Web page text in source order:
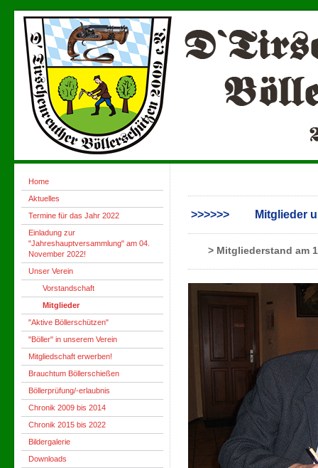
Home
Aktuelles
Termine für das Jahr 2022
Einladung zur
"Jahreshauptversammlung" am 04.
November 2022!
Unser Verein
Vorstandschaft
Mitglieder
"Aktive Böllerschützen"
"Böller" in unserem Verein
Mitgliedschaft erwerben!
Brauchtum Böllerschießen
Böllerprüfung/-erlaubnis
Chronik 2009 bis 2014
Chronik 2015 bis 2022
Bildergalerie
Downloads
>>>>>> Mitglieder
> Mitgliederstand am